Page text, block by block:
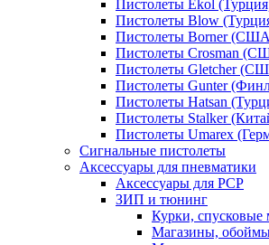
Пистолеты Ekol
Пистолеты Blow
Пистолеты Borner
Пистолеты Crosman
Пистолеты Gletcher
Пистолеты Gunter
Пистолеты Hatsan
Пистолеты Stalker
Пистолеты Umarex
Сигнальные пистолеты
Аксессуары для пневматики
Аксессуары для PCP
ЗИП и тюнинг
Курки, спусковые
Магазины,